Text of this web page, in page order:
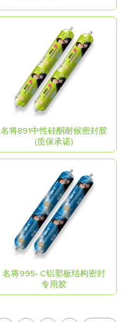
名将891中性硅酮耐候密封胶
(质保承诺)
名将995- C铝塑板结构密封
专用胶